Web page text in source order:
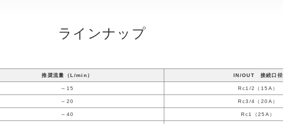
ラインナップ
推奨流量（L/min） IN/OUT 接続口径
～15 Rc1/2（15A）
～20 Rc3/4（20A）
～40 Rc1（25A）